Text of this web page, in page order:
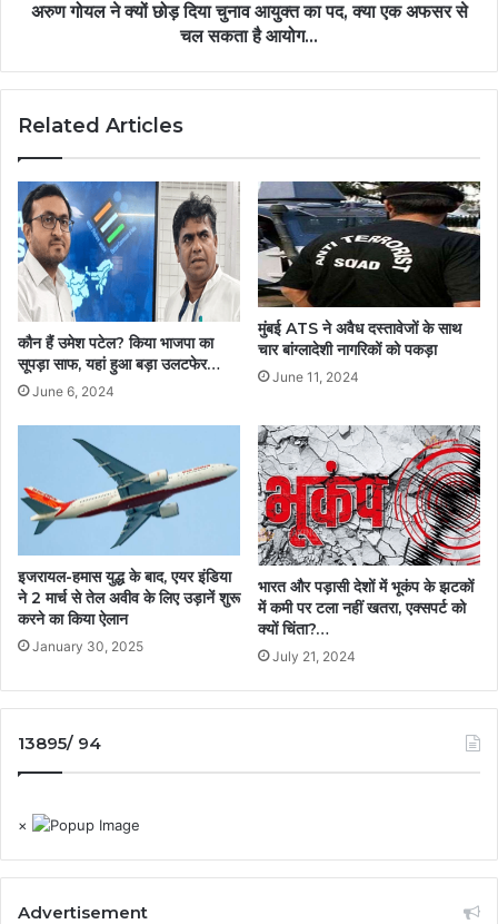
अरुण गोयल ने क्यों छोड़ दिया चुनाव आयुक्त का पद, क्या एक अफसर से
चल सकता है आयोग...
Related Articles
कौन हैं उमेश पटेल? किया भाजपा का
सूपड़ा साफ, यहां हुआ बड़ा उलटफेर…
June 6, 2024
मुंबई ATS ने अवैध दस्तावेजों के साथ
चार बांग्लादेशी नागरिकों को पकड़ा
June 11, 2024
इजरायल-हमास युद्ध के बाद, एयर इंडिया
ने 2 मार्च से तेल अवीव के लिए उड़ानें शुरू
करने का किया ऐलान
January 30, 2025
भारत और पड़ासी देशों में भूकंप के झटकों
में कमी पर टला नहीं खतरा, एक्सपर्ट को
क्यों चिंता?…
July 21, 2024
13895/ 94
×
Advertisement